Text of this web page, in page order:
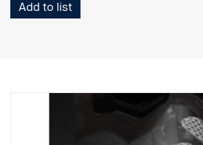
Huomaa. Sopii vain kuorma-autoihin, joissa
Add to list